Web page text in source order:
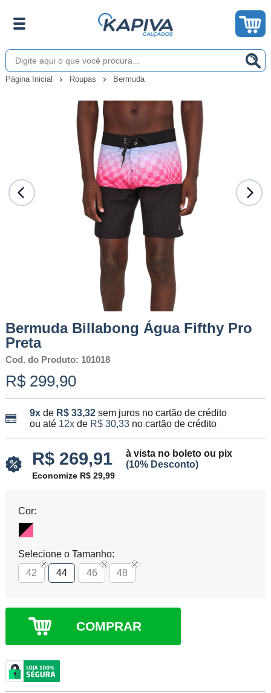
Página Inicial Roupas Bermuda
Bermuda Billabong Água Fifthy Pro
Preta
Cod. do Produto: 101018
R$ 299,90
9xde R$ 33,32 sem juros no cartão de crédito
ou até 12xde R$ 30,33no cartão de crédito
R$ 269,91
à vista no boleto ou pix
(10% Desconto)
Economize R$ 29,99
Cor:
Selecione o Tamanho:
42
44 46 48
COMPRAR